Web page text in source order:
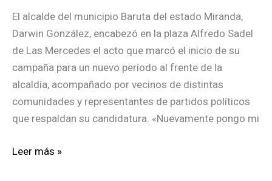
El alcalde del municipio Baruta del estado Miranda,
Darwin González, encabezó en la plaza Alfredo Sadel
de Las Mercedes el acto que marcó el inicio de su
campaña para un nuevo período al frente de la
alcaldía, acompañado por vecinos de distintas
comunidades y representantes de partidos políticos
que respaldan su candidatura. «Nuevamente pongo mi
Darwin
Leer más »